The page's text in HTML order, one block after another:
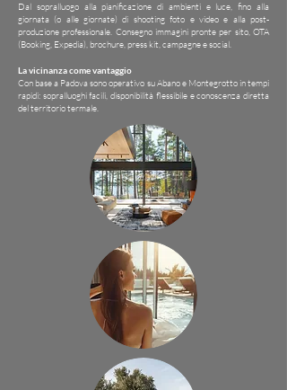
Dal sopralluogo alla pianificazione di ambienti e luce, fino alla
giornata (o alle giornate) di shooting foto e video e alla post-
produzione professionale. Consegno immagini pronte per sito, OTA
(Booking, Expedia), brochure, press kit, campagne e social.
La vicinanza come vantaggio
Con base a Padova sono operativo su Abano e Montegrotto in tempi
rapidi: sopralluoghi facili, disponibilità flessibile e conoscenza diretta
del territorio termale.